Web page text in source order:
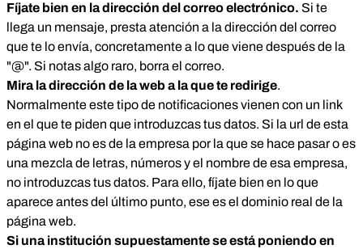
Fíjate bien en la dirección del correo electrónico. Si te
llega un mensaje, presta atención a la dirección del correo
que te lo envía, concretamente a lo que viene después de la
"@". Si notas algo raro, borra el correo.
Mira la dirección de la web a la que te redirige.
Normalmente este tipo de notificaciones vienen con un link
en el que te piden que introduzcas tus datos. Si la url de esta
página web no es de la empresa por la que se hace pasar o es
una mezcla de letras, números y el nombre de esa empresa,
no introduzcas tus datos. Para ello, fíjate bien en lo que
aparece antes del último punto, ese es el dominio real de la
página web.
Si una institución supuestamente se está poniendo en